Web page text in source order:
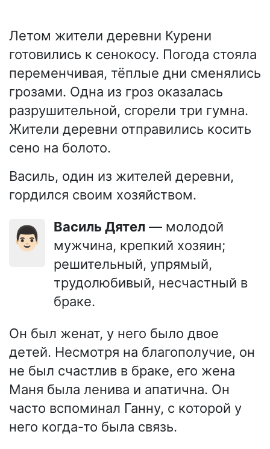
Летом жители деревни Курени
готовились к сенокосу. Погода стояла
переменчивая, тёплые дни сменялись
грозами. Одна из гроз оказалась
разрушительной, сгорели три гумна.
Жители деревни отправились косить
сено на болото.
Василь, один из жителей деревни,
гордился своим хозяйством.
👨🏻 Василь Дятел — молодой
мужчина, крепкий хозяин;
решительный, упрямый,
трудолюбивый, несчастный в
браке.
Он был женат, у него было двое
детей. Несмотря на благополучие, он
не был счастлив в браке, его жена
Маня была ленива и апатична. Он
часто вспоминал Ганну, с которой у
него когда-то была связь.